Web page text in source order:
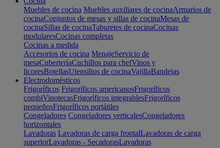
Muebles de cocina Muebles auxiliares de cocinaArmarios de
cocinaConjuntos de mesas y sillas de cocinaMesas de
cocinaSillas de cocinaTaburetes de cocinaCocinas
modularesCocinas completas
Cocinas a medida
Accesorios de cocina MenajeServicio de
mesaCuberteríaCuchillos para chefVinos y
licoresBotellasUtensilios de cocinaVajillaBandejas
Electrodomésticos
Frigoríficos Frigoríficos americanosFrigoríficos
combiVinotecasFrigoríficos integrablesFrigoríficos
pequeñosFrigoríficos portátiles
Congeladores Congeladores verticalesCongeladores
horizontales
Lavadoras Lavadoras de carga frontalLavadoras de carga
superiorLavadoras - SecadorasLavadoras